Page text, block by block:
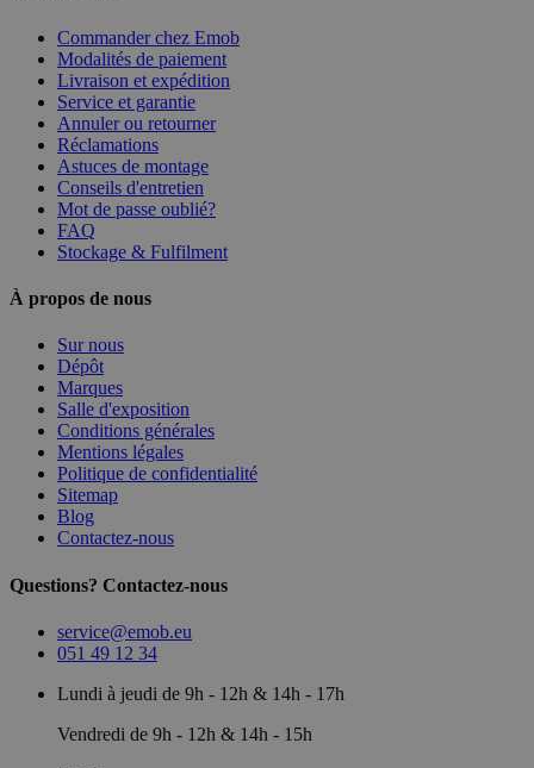
Commander chez Emob
Modalités de paiement
Livraison et expédition
Service et garantie
Annuler ou retourner
Réclamations
Astuces de montage
Conseils d'entretien
Mot de passe oublié?
FAQ
Stockage & Fulfilment
À propos de nous
Sur nous
Dépôt
Marques
Salle d'exposition
Conditions générales
Mentions légales
Politique de confidentialité
Sitemap
Blog
Contactez-nous
Questions? Contactez-nous
service@emob.eu
051 49 12 34
Lundi à jeudi de 9h - 12h & 14h - 17h
Vendredi de 9h - 12h & 14h - 15h